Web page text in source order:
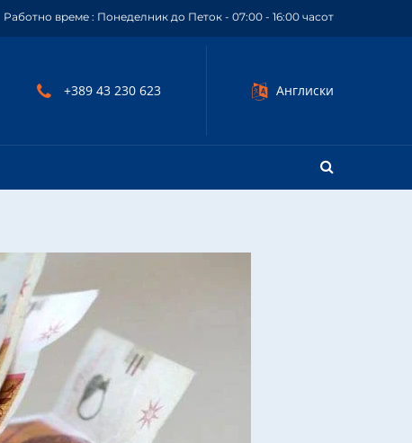
Работно време : Понеделник до Петок - 07:00 - 16:00 часот
+389 43 230 623 Англиски